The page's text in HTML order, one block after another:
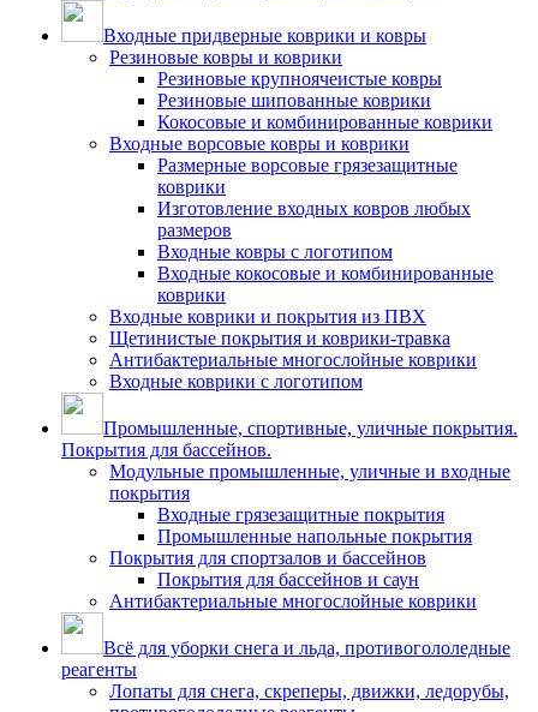
Входные придверные коврики и ковры
Резиновые ковры и коврики
Резиновые крупноячеистые ковры
Резиновые шипованные коврики
Кокосовые и комбинированные коврики
Входные ворсовые ковры и коврики
Размерные ворсовые грязезащитные
коврики
Изготовление входных ковров любых
размеров
Входные ковры с логотипом
Входные кокосовые и комбинированные
коврики
Входные коврики и покрытия из ПВХ
Щетинистые покрытия и коврики-травка
Антибактериальные многослойные коврики
Входные коврики с логотипом
Промышленные, спортивные, уличные покрытия.
Покрытия для бассейнов.
Модульные промышленные, уличные и входные
покрытия
Входные грязезащитные покрытия
Промышленные напольные покрытия
Покрытия для спортзалов и бассейнов
Покрытия для бассейнов и саун
Антибактериальные многослойные коврики
Всё для уборки снега и льда, противогололедные
реагенты
Лопаты для снега, скреперы, движки, ледорубы,